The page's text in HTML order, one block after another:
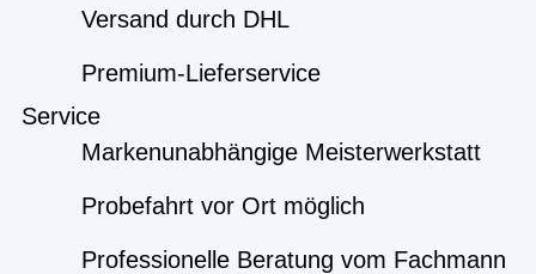
Versand durch DHL
Premium-Lieferservice
Service
Markenunabhängige Meisterwerkstatt
Probefahrt vor Ort möglich
Professionelle Beratung vom Fachmann